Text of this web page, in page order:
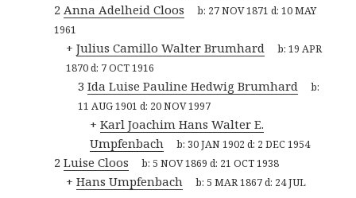
2Anna Adelheid Cloos b: 27 NOV 1871 d: 10 MAY
1961
+Julius Camillo Walter Brumhard b: 19 APR
1870d: 7 OCT 1916
3Ida Luise Pauline Hedwig Brumhard
b:
11 AUG 1901 d: 20 NOV 1997
+Karl Joachim Hans Walter E.
Umpfenbach
b: 30 JAN 1902 d: 2 DEC 1954
2Luise Cloos b: 5 NOV 1869 d: 21 OCT 1938
+Hans Umpfenbach b: 5 MAR 1867d: 24 JUL